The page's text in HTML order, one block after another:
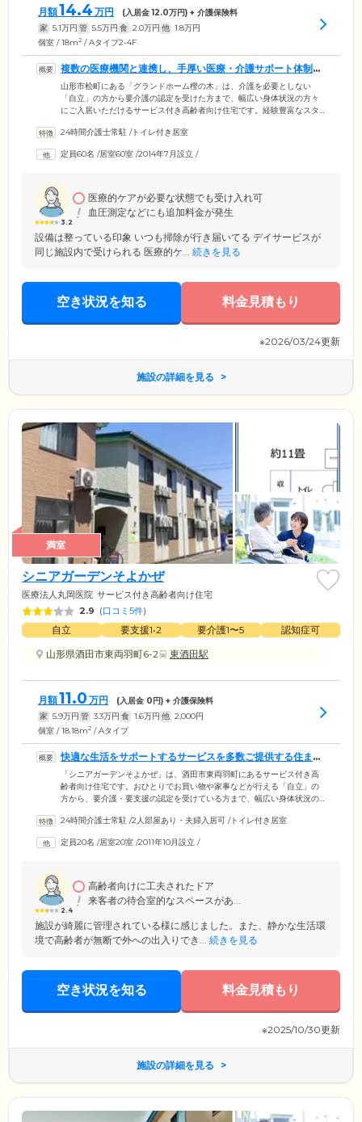
月額14.4 万円 (入居金12.0万円) + 介護保険料
家 5.1万円 管 5.5万円 食 2.0万円 他 1.8万円
個室 / 18m2 / Aタイプ2-4F
複数の医療機関と連携し、手厚い医療・介護サポート体制を
整えています
山形市桧町にある「グランドホーム樫の木」は、介護を必要としない
「自立」の方から要介護の認定を受けた方まで、幅広い身体状況の方々
にご入居いただけるサービス付き高齢者向け住宅です。経験豊富なスタ
行うことにより、ご入居者様の心穏やかな毎日をお守りしています。さ
から診察に応じるほか、夜間にお体の状況が変化した場合も迅速に対応
せください。
24時間介護士常駐 /トイレ付き居室
定員60名 /居室60室 /2014年7月設立 /
3.2
医療的ケアが必要な状態でも受け入れ可
血圧測定などにも追加料金が発生
設備は整っている印象 いつも掃除が行き届いてる デイサービスが
同じ施設内で受けられる 医療的ケ... 続きを見る
空き状況を知る 料金見積もり
※2026/03/24更新
施設の詳細を見る
満室
シニアガーデンそよかぜ
医療法人丸岡医院 サービス付き高齢者向け住宅
2.9 (口コミ5件)
自立 要支援1•2 要介護1〜5
認知症可
山形県酒田市東両羽町6-2
東酒田駅
月額11.0 万円 (入居金 0円) + 介護保険料
家 5.9万円 管 3.3万円 食 1.6万円 他 2,000円
個室 / 18.18m2 / Aタイプ
快適な生活をサポートするサービスを多数ご提供する住まい
です
「シニアガーデンそよかぜ」は、酒田市東両羽町にあるサービス付き高
齢者向け住宅です。おひとりでお買い物や家事などが行える「自立」の
方から、要介護・要支援の認定を受けている方まで、幅広い身体状況の
日常駐し、洗濯・掃除などの身の回りのサポートから生活相談まで、生
できるよう、入居金は一切不要としています。敷金のみでご入居いただ
24時間介護士常駐 /2人部屋あり・夫婦入居可 /トイレ付き居室
定員20名 /居室20室 /2011年10月設立 /
2.4
高齢者向けに工夫されたドア
来客者の待合室的なスペースがあ...
施設が綺麗に管理されている様に感じました。また、静かな生活環
境で高齢者が無断で外への出入りでき... 続きを見る
空き状況を知る 料金見積もり
※2025/10/30更新
施設の詳細を見る